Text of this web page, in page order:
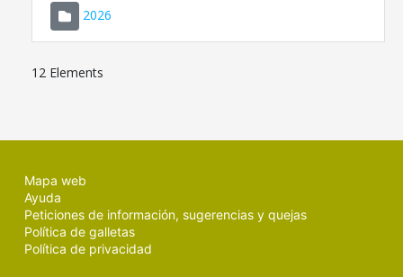
2026
12 Elements
Mapa web
Ayuda
Peticiones de información, sugerencias y quejas
Política de galletas
Política de privacidad